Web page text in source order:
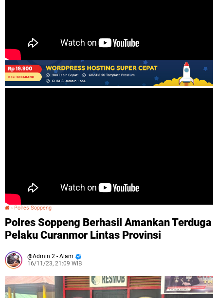
› Polres Soppeng
Polres Soppeng Berhasil Amankan Terduga
Pelaku Curanmor Lintas Provinsi
Admin 2 - Alam
16/11/23, 21:09 WIB